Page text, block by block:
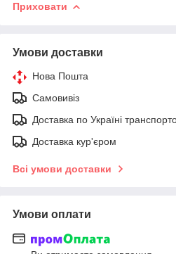
Приховати
Умови доставки
Нова Пошта
Самовивіз
Доставка по Україні
Доставка кур'єром
Всі умови доставки
Умови оплати